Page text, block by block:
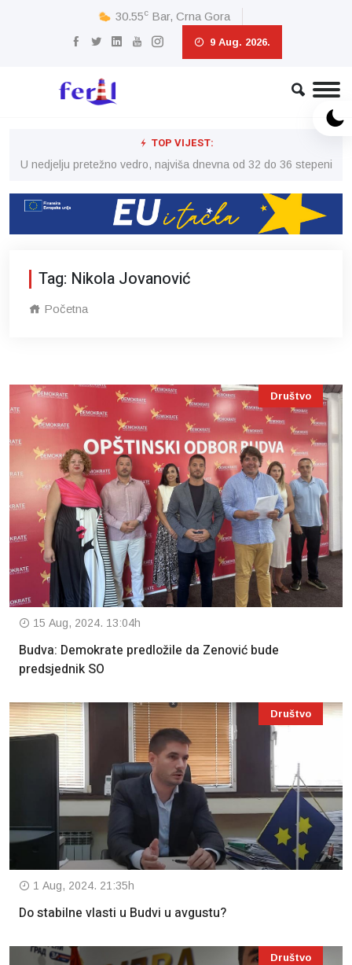
30.55c Bar, Crna Gora
9 Aug. 2026.
TOP VIJEST:
U nedjelju pretežno vedro, najviša dnevna od 32 do 36 stepeni
Tag: Nikola Jovanović
Početna
Društvo
15 Aug, 2024. 13:04h
Budva: Demokrate predložile da Zenović bude
predsjednik SO
Društvo
1 Aug, 2024. 21:35h
Do stabilne vlasti u Budvi u avgustu?
Društvo